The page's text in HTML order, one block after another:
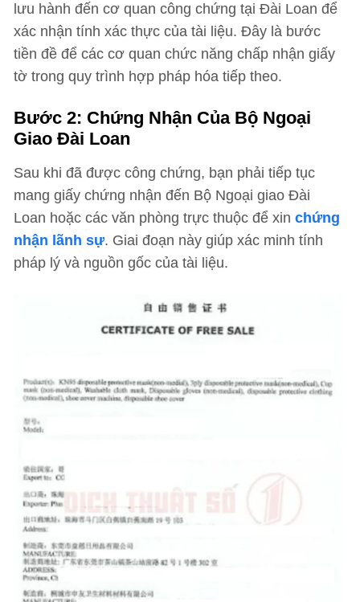
lưu hành đến cơ quan công chứng tại Đài Loan để
xác nhận tính xác thực của tài liệu. Đây là bước
tiền đề để các cơ quan chức năng chấp nhận giấy
tờ trong quy trình hợp pháp hóa tiếp theo.
Bước 2: Chứng Nhận Của Bộ Ngoại
Giao Đài Loan
Sau khi đã được công chứng, bạn phải tiếp tục
mang giấy chứng nhận đến Bộ Ngoại giao Đài
Loan hoặc các văn phòng trực thuộc để xin chứng
nhận lãnh sự. Giai đoạn này giúp xác minh tính
pháp lý và nguồn gốc của tài liệu.